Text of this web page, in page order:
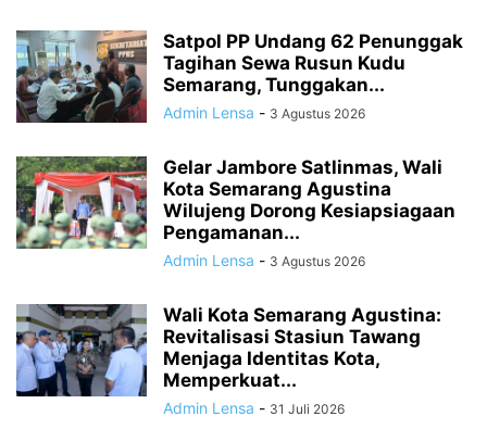
Satpol PP Undang 62 Penunggak
Tagihan Sewa Rusun Kudu
Semarang, Tunggakan...
Admin Lensa - 3 Agustus 2026
Gelar Jambore Satlinmas, Wali
Kota Semarang Agustina
Wilujeng Dorong Kesiapsiagaan
Pengamanan...
Admin Lensa - 3 Agustus 2026
Wali Kota Semarang Agustina:
Revitalisasi Stasiun Tawang
Menjaga Identitas Kota,
Memperkuat...
Admin Lensa - 31 Juli 2026